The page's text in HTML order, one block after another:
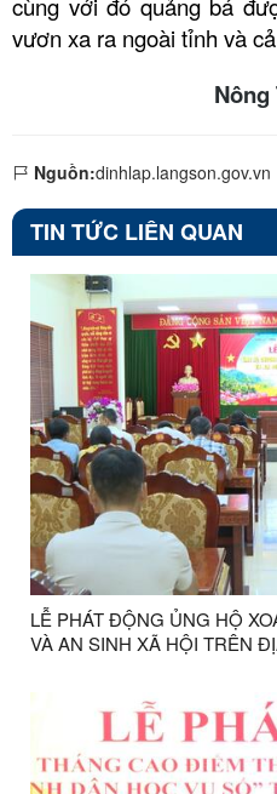
vươn xa ra ngoài tỉnh và
Nông
Nguồn:dinhlap.langson.gov.vn
TIN TỨC LIÊN QUAN
LỄ PHÁT ĐỘNG ỦNG HỘ
VÀ AN SINH XÃ HỘI TRÊN